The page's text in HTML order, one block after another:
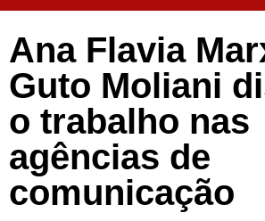
Ana Flavia
Guto Moliani
o trabalho nas
agências de
comunicação